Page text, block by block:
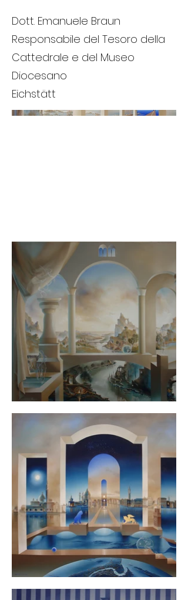
Dott. Emanuele Braun
Responsabile del Tesoro della
Cattedrale e del Museo
Diocesano
Eichstätt